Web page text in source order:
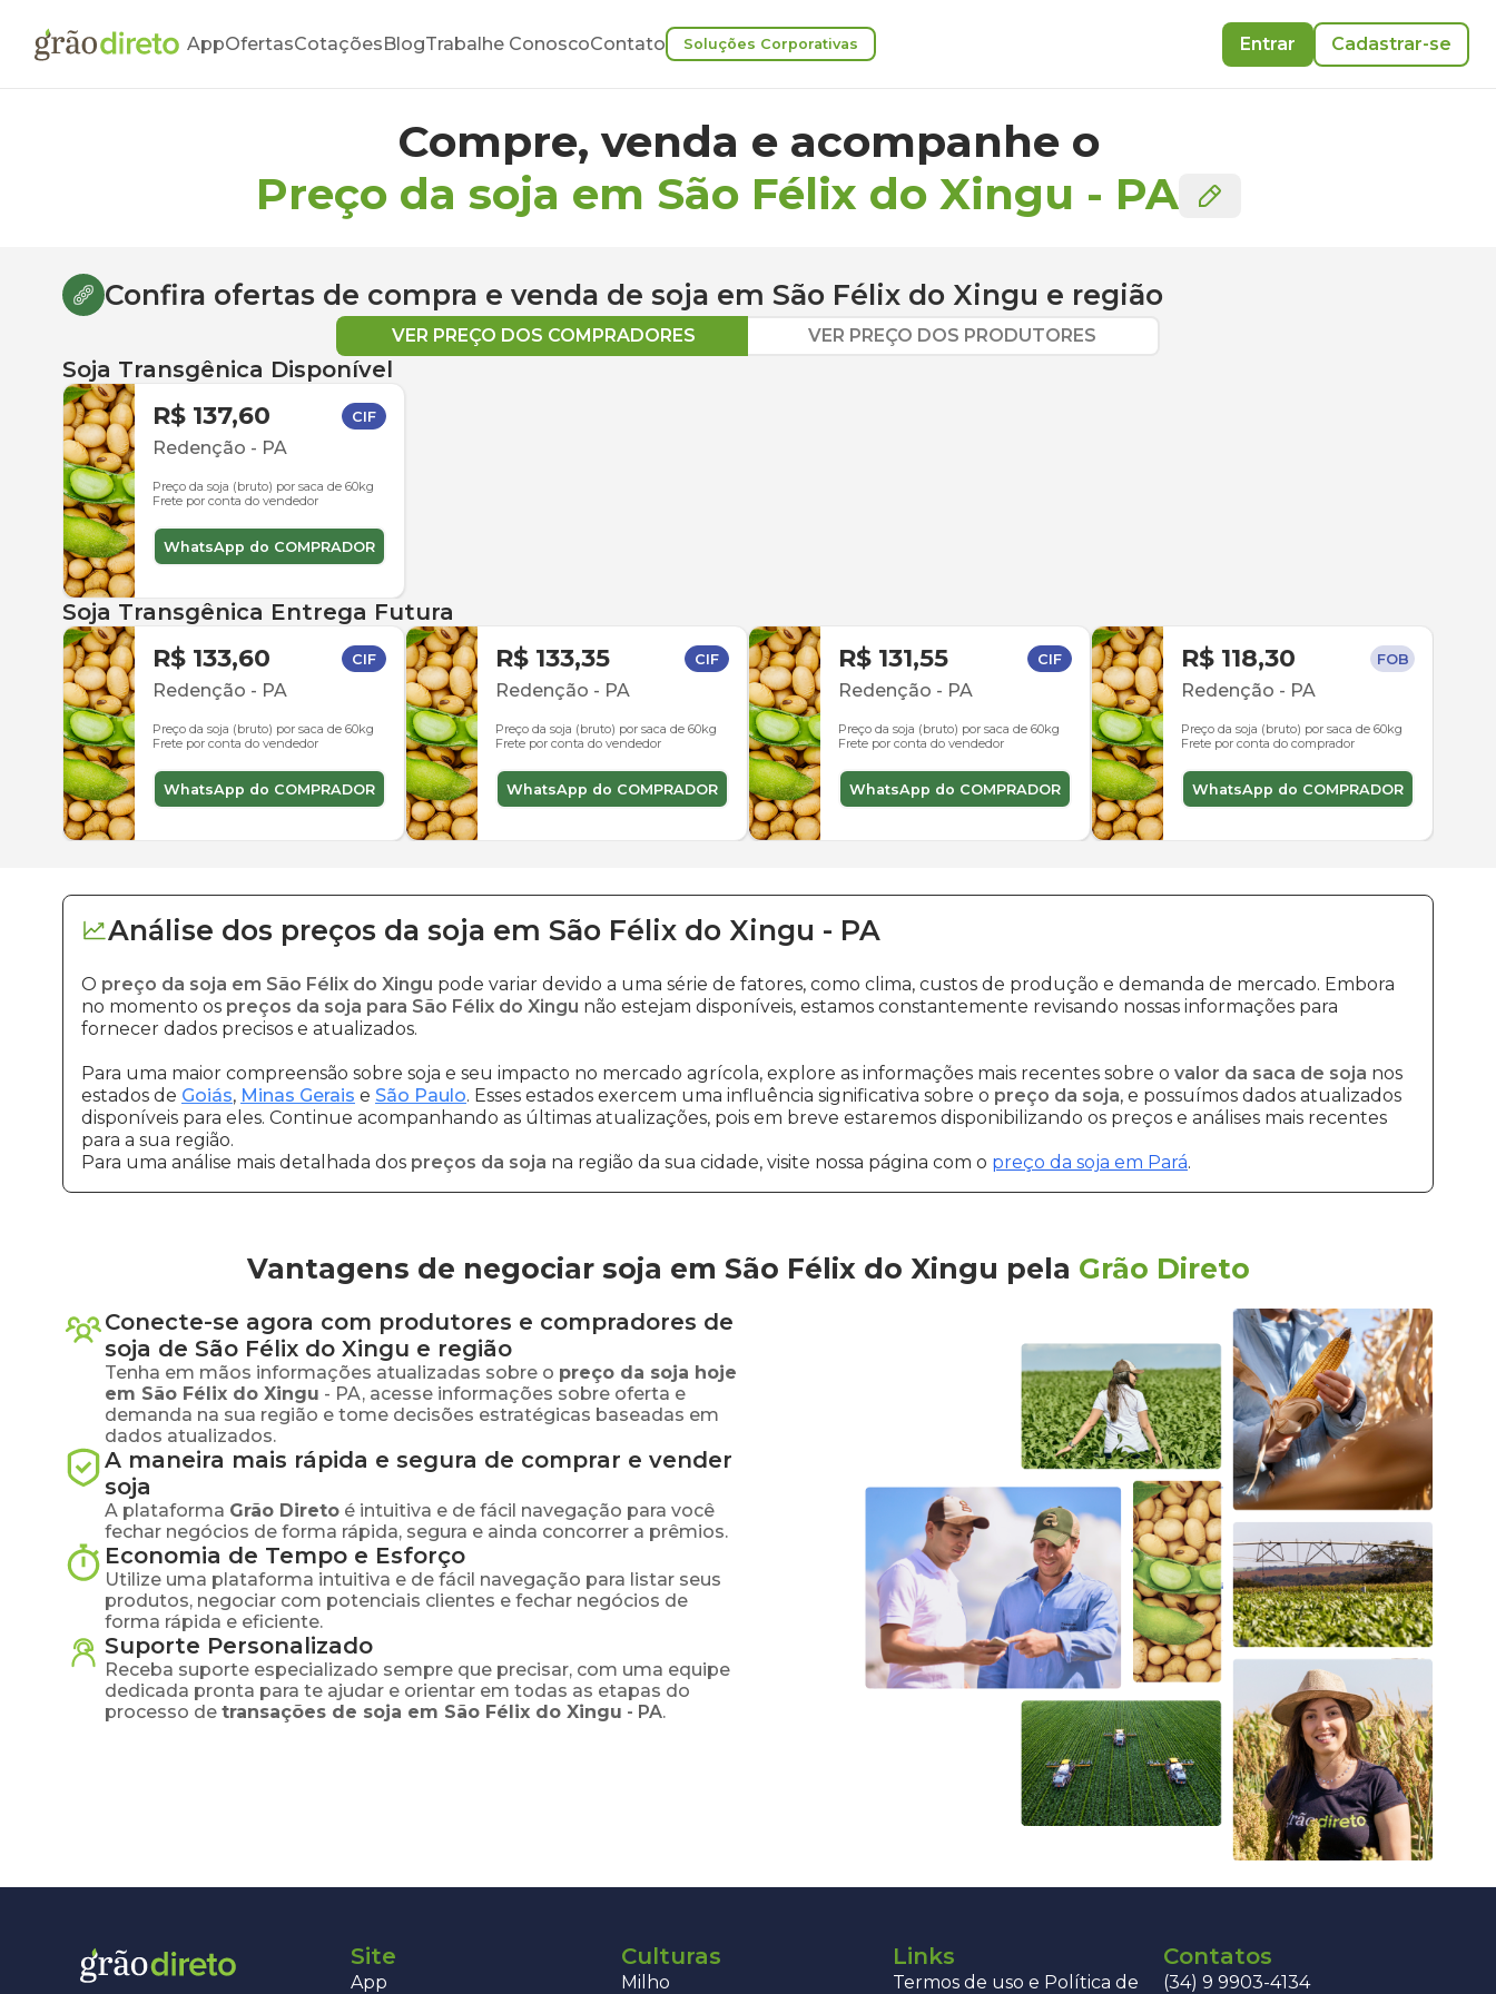
AppOfertasCotaçõesBlogTrabalhe ConoscoContato Soluções Corporativas Entrar Cadastrar-se
Compre, venda e acompanhe o
Preço da soja em São Félix do Xingu - PA
Confira ofertas de compra e venda de soja em São Félix do Xingu e região
VER PREÇO DOS COMPRADORES VER PREÇO DOS PRODUTORES
Soja Transgênica Disponível
R$ 137,60 CIF
Redenção - PA
Preço da soja (bruto) por saca de 60kg
Frete por conta do vendedor
WhatsApp do COMPRADOR
Soja Transgênica Entrega Futura
R$ 133,60 CIF
Redenção - PA
Preço da soja (bruto) por saca de 60kg
Frete por conta do vendedor
WhatsApp do COMPRADOR
R$ 133,35 CIF
Redenção - PA
Preço da soja (bruto) por saca de 60kg
Frete por conta do vendedor
WhatsApp do COMPRADOR
R$ 131,55 CIF
Redenção - PA
Preço da soja (bruto) por saca de 60kg
Frete por conta do vendedor
WhatsApp do COMPRADOR
R$ 118,30 FOB
Redenção - PA
Preço da soja (bruto) por saca de 60kg
Frete por conta do comprador
WhatsApp do COMPRADOR
Análise dos preços da soja em São Félix do Xingu - PA
O preço da soja em São Félix do Xingu pode variar devido a uma série de fatores, como clima, custos de produção e demanda de mercado. Embora
no momento os preços da soja para São Félix do Xingu não estejam disponíveis, estamos constantemente revisando nossas informações para
fornecer dados precisos e atualizados.
Para uma maior compreensão sobre soja e seu impacto no mercado agrícola, explore as informações mais recentes sobre o valor da saca de soja nos
estados de Goiás, Minas Gerais e São Paulo. Esses estados exercem uma influência significativa sobre o preço da soja, e possuímos dados atualizados
disponíveis para eles. Continue acompanhando as últimas atualizações, pois em breve estaremos disponibilizando os preços e análises mais recentes
para a sua região.
Para uma análise mais detalhada dos preços da soja na região da sua cidade, visite nossa página com o preço da soja em Pará.
Vantagens de negociar soja em São Félix do Xingu pela Grão Direto
Conecte-se agora com produtores e compradores de
soja de São Félix do Xingu e região
Tenha em mãos informações atualizadas sobre o preço da soja hoje
em São Félix do Xingu - PA, acesse informações sobre oferta e
demanda na sua região e tome decisões estratégicas baseadas em
dados atualizados.
A maneira mais rápida e segura de comprar e vender
soja
A plataforma Grão Direto é intuitiva e de fácil navegação para você
fechar negócios de forma rápida, segura e ainda concorrer a prêmios.
Economia de Tempo e Esforço
Utilize uma plataforma intuitiva e de fácil navegação para listar seus
produtos, negociar com potenciais clientes e fechar negócios de
forma rápida e eficiente.
Suporte Personalizado
Receba suporte especializado sempre que precisar, com uma equipe
dedicada pronta para te ajudar e orientar em todas as etapas do
processo de transações de soja em São Félix do Xingu - PA.
Site
App
Culturas
Milho
Links
Termos de uso e Política de
Contatos
(34) 9 9903-4134